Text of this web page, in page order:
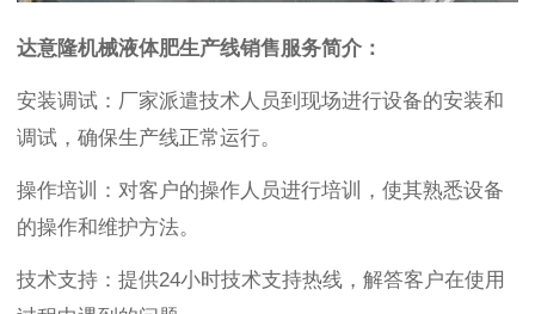
达意隆机械液体肥生产线销售服务简介：
安装调试：厂家派遣技术人员到现场进行设备的安装和
调试，确保生产线正常运行。
操作培训：对客户的操作人员进行培训，使其熟悉设备
的操作和维护方法。
技术支持：提供24小时技术支持热线，解答客户在使用